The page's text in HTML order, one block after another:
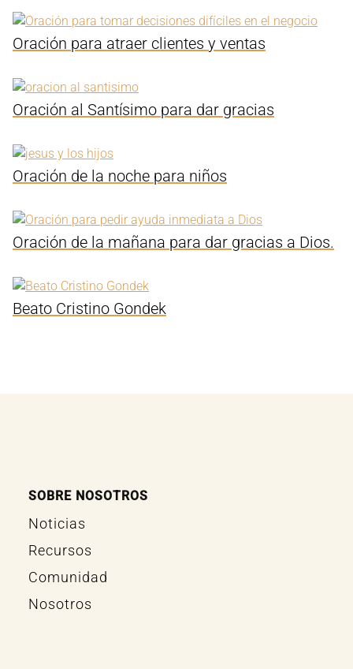
Oración para atraer clientes y ventas
Oración al Santísimo para dar gracias
Oración de la noche para niños
Oración de la mañana para dar gracias a Dios.
Beato Cristino Gondek
SOBRE NOSOTROS
Noticias
Recursos
Comunidad
Nosotros